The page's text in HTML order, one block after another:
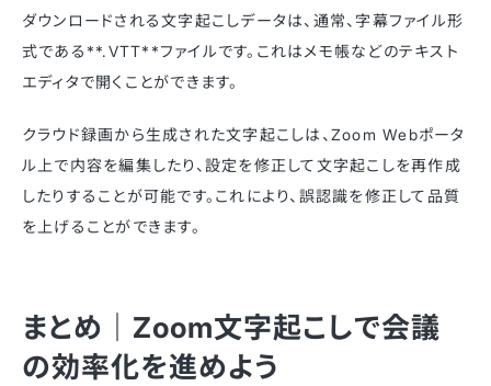
ダウンロードされる文字起こしデータは、通常、字幕ファイル形
式である**.VTT**ファイルです。これはメモ帳などのテキスト
エディタで開くことができます。
クラウド録画から生成された文字起こしは、Zoom Webポータ
ル上で内容を編集したり、設定を修正して文字起こしを再作成
したりすることが可能です。これにより、誤認識を修正して品質
を上げることができます。
まとめ｜Zoom文字起こしで会議
の効率化を進めよう